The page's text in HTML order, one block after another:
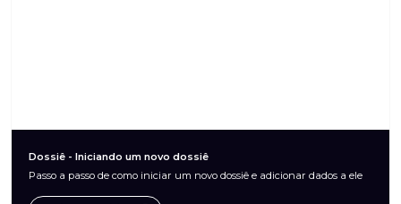
Dossiê - Iniciando um novo dossiê
Passo a passo de como iniciar um novo dossiê e adicionar dados a ele